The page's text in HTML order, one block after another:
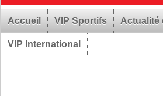
Accueil VIP Sportifs Actualité
VIP International